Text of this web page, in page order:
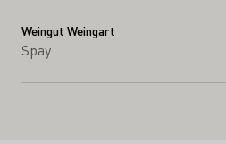
Weingut Weingart
Spay